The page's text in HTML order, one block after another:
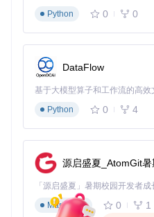
yUI的 models/checkpoints
辅助模型：ltx-2-
辅助模型：ltx-2-
nsors
添加"LTXPromptEncoder"
连接"LTXSampler"节点，
Python
0 0
DataFlow
基于大模型算子和工作流的高
Python
0 4
源启盛夏_AtomGit
Markdown
0 1